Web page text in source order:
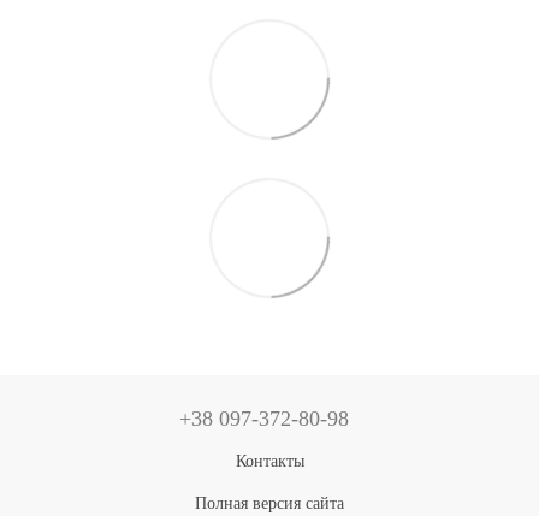
+38 097-372-80-98
Контакты
Полная версия сайта